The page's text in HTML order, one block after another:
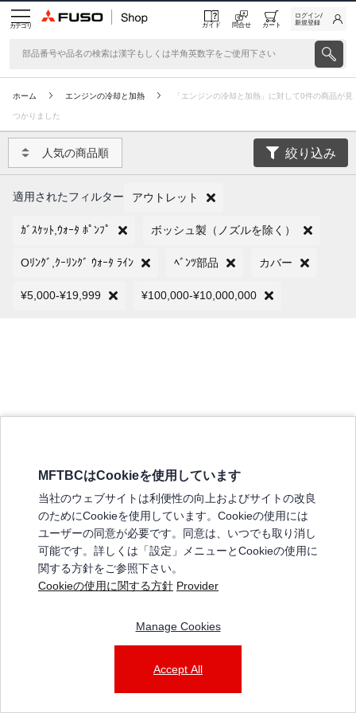
カテゴリ ガイド 問合せ カート
ログイン/
新規登録
ホーム エンジンの冷却と加熱 「エンジンの冷却と加熱」に対して0件の商品が見
つかりました
人気の商品順 絞り込み
適用されたフィルター アウトレット
ｶﾞｽｹｯﾄ,ｳｫｰﾀ ﾎﾟﾝﾌﾟ ボッシュ製（ノズルを除く）
Oﾘﾝｸﾞ,ｸｰﾘﾝｸﾞ ｳｫｰﾀ ﾗｲﾝ ﾍﾞﾝﾂ部品 カバー
¥5,000-¥19,999 ¥100,000-¥10,000,000
弊社の製品について
販売店リスト
よくある質問 / お問い合わせ
特定商取引法に基づく表記
三菱ふそうショップ_利用規約
MFTBCはCookieを使用しています
当社のウェブサイトは利便性の向上およびサイトの改良
のためにCookieを使用しています。Cookieの使用には
ユーザーの同意が必要です。同意は、いつでも取り消し
可能です。詳しくは「設定」メニューとCookieの使用に
関する方針をご参照下さい。
Cookieの使用に関する方針 Provider
Manage Cookies
Accept All